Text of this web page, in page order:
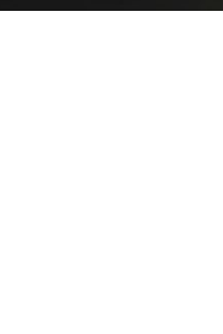
Lo que hacemos